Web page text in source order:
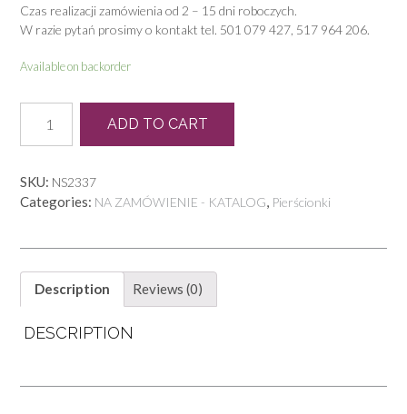
Czas realizacji zamówienia od 2 – 15 dni roboczych.
W razie pytań prosimy o kontakt tel. 501 079 427, 517 964 206.
Available on backorder
0538
quantity
ADD TO CART
SKU: NS2337
Categories: NA ZAMÓWIENIE - KATALOG, Pierścionki
Description Reviews (0)
DESCRIPTION